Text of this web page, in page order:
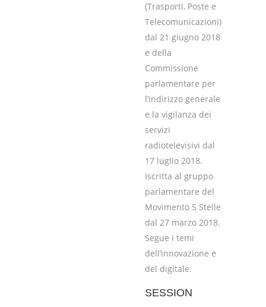
(Trasporti, Poste e
Telecomunicazioni)
dal 21 giugno 2018
e della
Commissione
parlamentare per
l’indirizzo generale
e la vigilanza dei
servizi
radiotelevisivi dal
17 luglio 2018.
Iscritta al gruppo
parlamentare del
Movimento 5 Stelle
dal 27 marzo 2018.
Segue i temi
dell’innovazione e
del digitale.
SESSION